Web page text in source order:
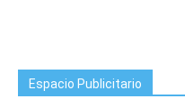
Espacio Publicitario